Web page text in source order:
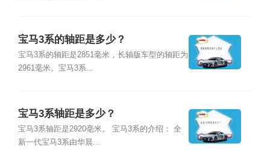
宝马3系的轴距是多少？
宝马3系的轴距是2851毫米，长轴版车型的轴距为
2961毫米。宝马3系...
宝马3系轴距是多少？
宝马3系轴距是2920毫米。 宝马3系的介绍： 全
新一代宝马3系由华晨...